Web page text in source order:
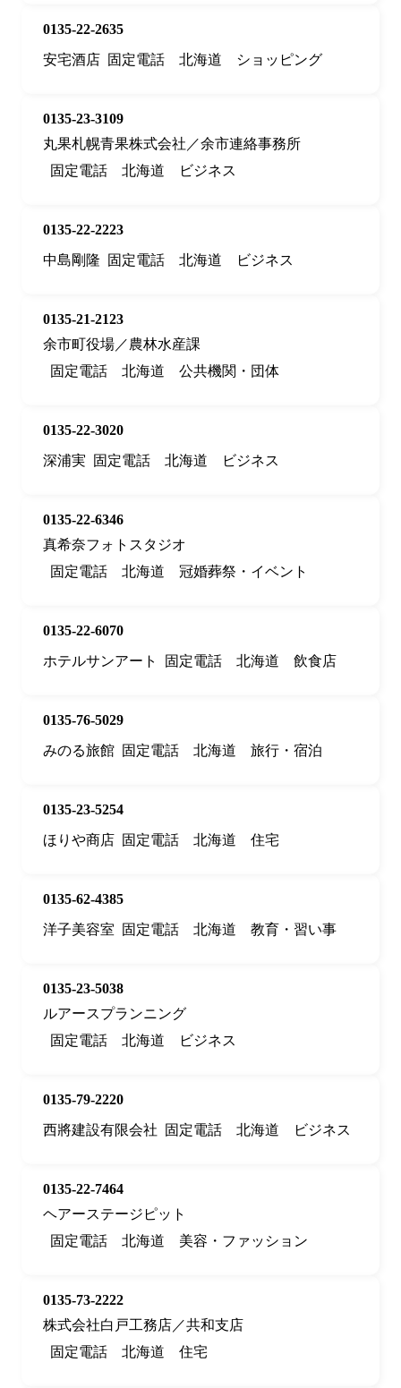
0135-22-2635
安宅酒店 固定電話 北海道 ショッピング
0135-23-3109
丸果札幌青果株式会社／余市連絡事務所
固定電話
北海道 ビジネス
0135-22-2223
中島剛隆
固定電話 北海道 ビジネス
0135-21-2123
余市町役場／農林水産課
固定電話
北海道 公共機関・団体
0135-22-3020
深浦実
固定電話 北海道 ビジネス
0135-22-6346
真希奈フォトスタジオ
固定電話
北海道 冠婚葬祭・イベント
0135-22-6070
ホテルサンアート
固定電話 北海道 飲食店
0135-76-5029
みのる旅館 固定電話 北海道 旅行・宿泊
0135-23-5254
ほりや商店 固定電話 北海道 住宅
0135-62-4385
洋子美容室
固定電話 北海道 教育・習い事
0135-23-5038
ルアースプランニング
固定電話
北海道 ビジネス
0135-79-2220
西將建設有限会社
固定電話 北海道 ビジネス
0135-22-7464
ヘアーステージピット
固定電話
北海道 美容・ファッション
0135-73-2222
株式会社白戸工務店／共和支店
固定電話
北海道 住宅